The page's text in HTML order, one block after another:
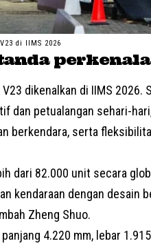
di IIMS 2026
tanda
V23 dikenalkan di IIMS 2026.
dan petualangan sehari-
berkendara, serta
dari 82.000 unit secara
kendaraan dengan desain
Zheng Shuo.
4.220 mm, lebar